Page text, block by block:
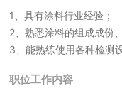
1、具有涂料行业经验；
2、熟悉涂料的组成成份
3、能熟练使用各种检测设
职位工作内容